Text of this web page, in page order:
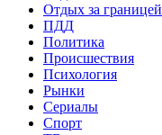
Отдых за границей
ПДД
Политика
Происшествия
Психология
Рынки
Сериалы
Спорт